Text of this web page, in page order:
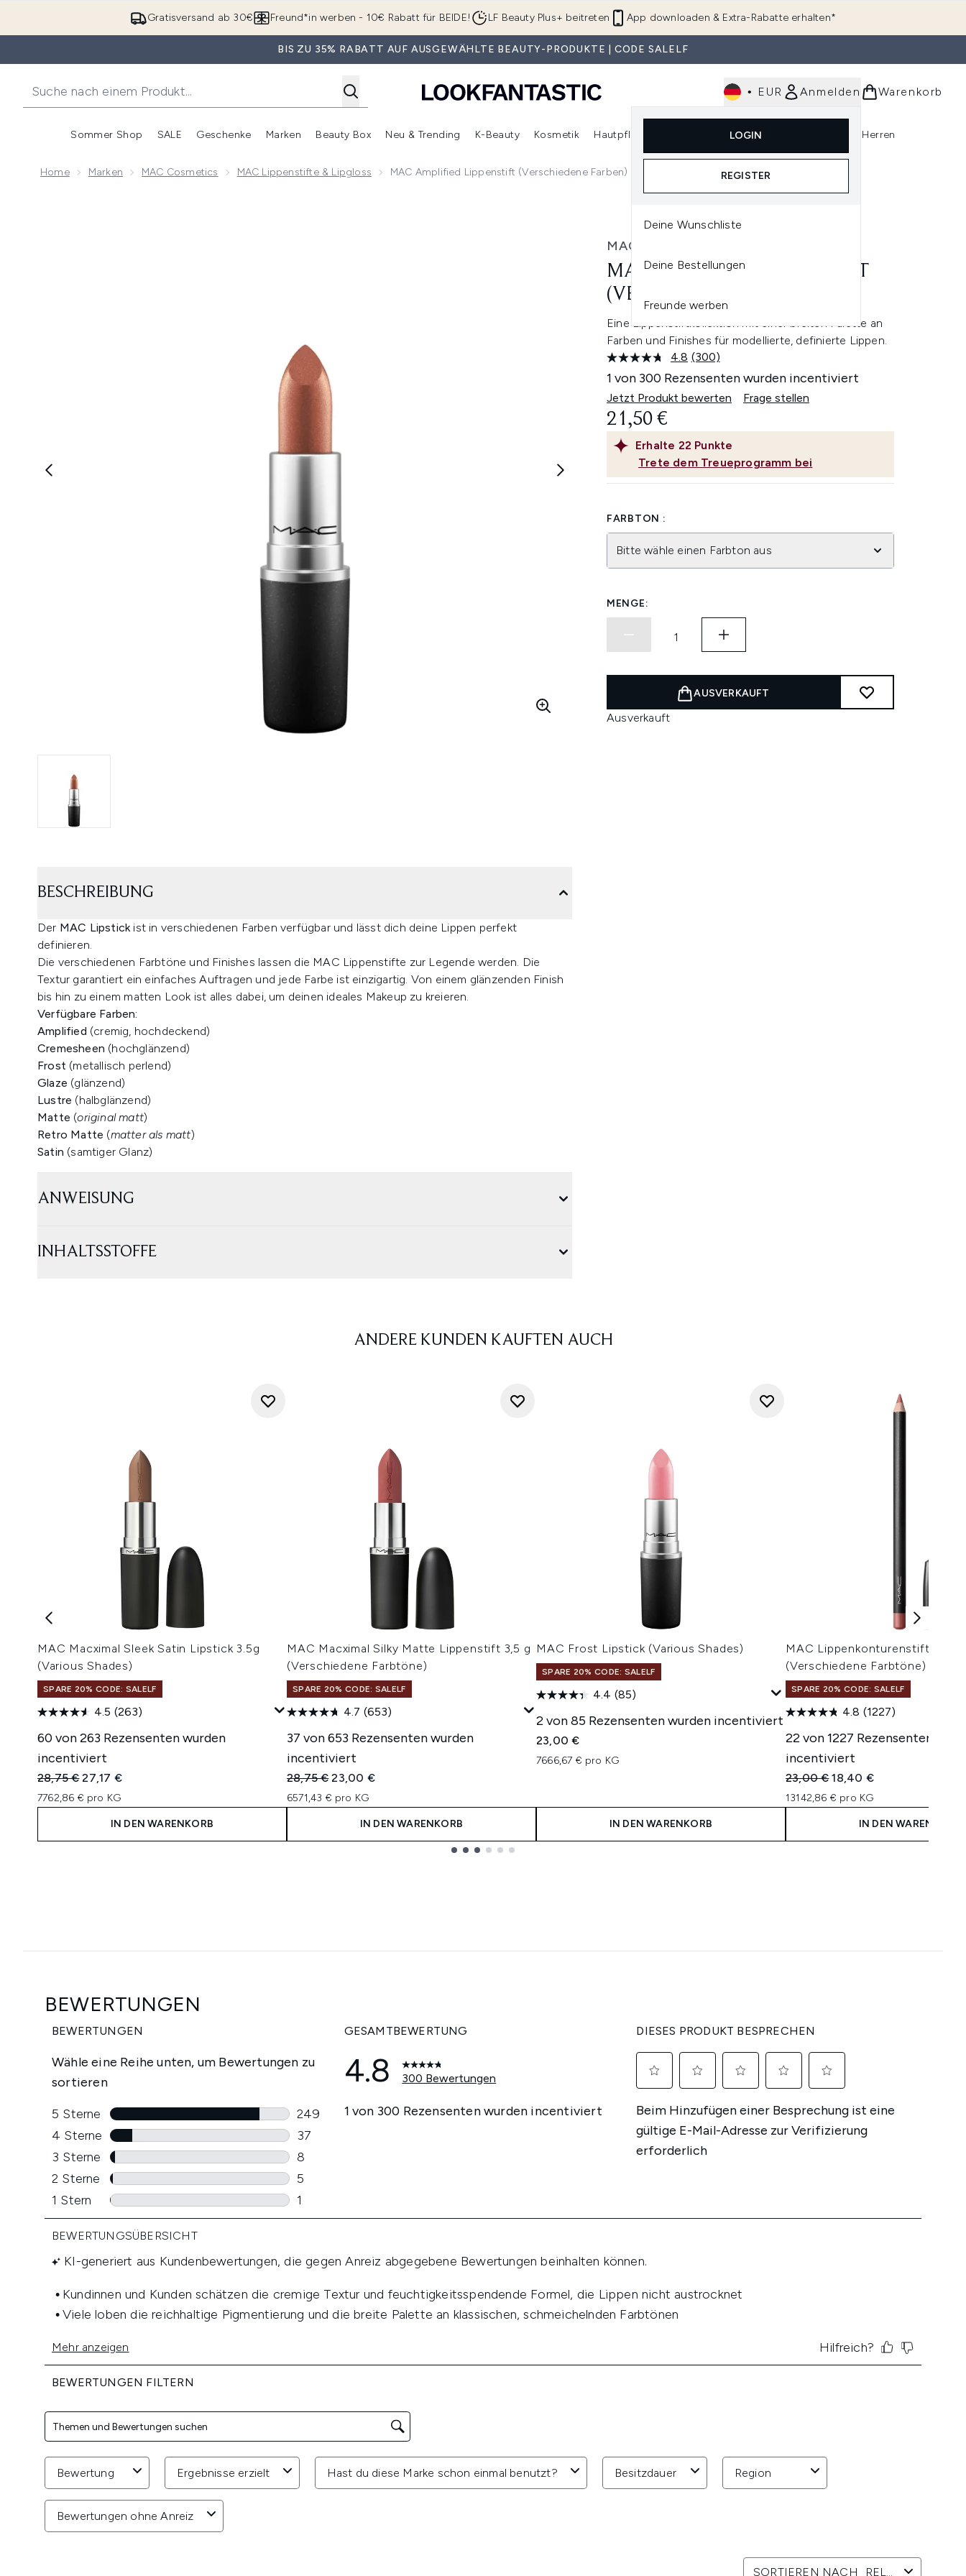
Zum Hauptinhalt springen
Gratisversand ab 30€ App downloaden & Extra-Rabatte erhalten*
Freund*in werben - 10€ Rabatt für BEIDE! LF Beauty Plus+ beitreten
BIS ZU 35% RABATT AUF AUSGEWÄHLTE BEAUTY-PRODUKTE | CODE SALELF
• EUR Anmelden
LOGIN
REGISTER
Deine Wunschliste
Deine Bestellungen
Freunde werben
Warenkorb
Sommer Shop
Untermenü Anmelden (Sommer Shop)
SALE
Untermenü Anmelden (SALE)
Geschenke
Untermenü Anmelden (Geschenke)
Marken
Untermenü Anmelden (Marken)
Beauty Box
Untermenü Anmelden (Beauty Box)
Neu & Trending
Untermenü Anmelden (Neu & Trending)
K-Beauty Kosmetik
Untermenü Anmelden (Kosmetik)
Hautpflege
Untermenü Anmelden (Haarpflege)
Parfum
Untermenü Anmelden (Parfum)
Herren
Home Marken MAC Cosmetics MAC Lippenstifte & Lipgloss MAC Amplified Lippenstift (Verschiedene Farben)
MAC
MAC AMPLIFIED LIPPENSTIFT
(VERSCHIEDENE FARBEN)
Eine Lippenstiftkollektion mit einer breiten Palette an
Farben und Finishes für modellierte, definierte Lippen.
4.8 300
Bewertungen
lesen.
Link
Seite.
(300)
1 von 300 Rezensenten wurden incentiviert
Jetzt Produkt bewerten Frage stellen
Erhalte 22 Punkte
Trete dem Treueprogramm bei
21,50 €
FARBTON :
Bitte wähle einen Farbton aus
MENGE:
AUSVERKAUFT
Ausverkauft
BESCHREIBUNG
Der MAC Lipstick ist in verschiedenen Farben verfügbar und lässt dich deine Lippen perfekt
definieren.
Die verschiedenen Farbtöne und Finishes lassen die MAC Lippenstifte zur Legende werden. Die
Textur garantiert ein einfaches Auftragen und jede Farbe ist einzigartig. Von einem glänzenden Finish
bis hin zu einem matten Look ist alles dabei, um deinen ideales Makeup zu kreieren.
Verfügbare Farben:
Amplified (cremig, hochdeckend)
Cremesheen (hochglänzend)
Frost (metallisch perlend)
Glaze (glänzend)
Lustre (halbglänzend)
Matte (original matt)
Retro Matte (matter als matt)
Satin (samtiger Glanz)
ANWEISUNG
INHALTSSTOFFE
ANDERE KUNDEN KAUFTEN AUCH
MAC Macximal Sleek Satin Lipstick 3.5g
(Various Shades)
SPARE 20% CODE: SALELF
4.5 (263)
60 von 263 Rezensenten wurden
incentiviert
Unverbindliche Preisempfehlung:
28,75 €Aktueller Preis:
27,17 €
7762,86 € pro KG
IN DEN WARENKORB
MAC Macximal Silky Matte Lippenstift 3,5 g
(Verschiedene Farbtöne)
SPARE 20% CODE: SALELF
4.7 (653)
37 von 653 Rezensenten wurden
incentiviert
Unverbindliche Preisempfehlung:
28,75 €Aktueller Preis:
23,00 €
6571,43 € pro KG
IN DEN WARENKORB
MAC Frost Lipstick (Various Shades)
SPARE 20% CODE: SALELF
4.4 (85)
2 von 85 Rezensenten wurden incentiviert
23,00 €
7666,67 € pro KG
IN DEN WARENKORB
MAC Lippenkonturenstift 1,4 g
(Verschiedene Farbtöne)
SPARE 20% CODE: SALELF
4.8 (1227)
22 von 1227 Rezensenten
incentiviert
Unverbindliche Preisempfehlung:
23,00 €Aktueller Preis:
18,40 €
13142,86 € pro KG
IN DEN WARENKORB